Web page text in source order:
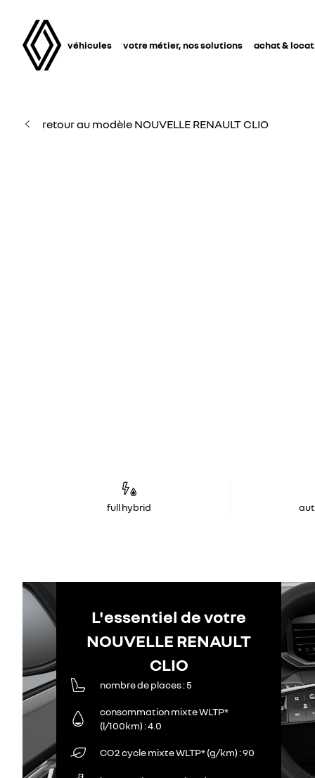
véhicules votre métier, nos solutions achat &
retour au modèle NOUVELLE RENAULT CLIO
full hybrid
L'essentiel de votre
NOUVELLE RENAULT
CLIO
nombre de places 5
consommation mixte WLTP*
(l/100km) 4.0
CO2 cycle mixte WLTP* (g/km) 90